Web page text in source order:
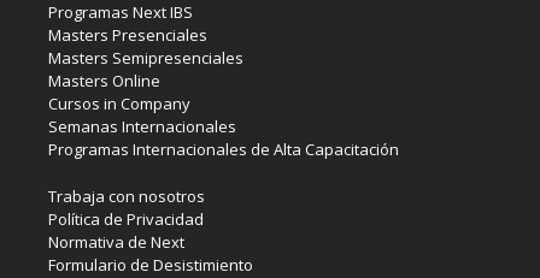
Programas Next IBS
Masters Presenciales
Masters Semipresenciales
Masters Online
Cursos in Company
Semanas Internacionales
Programas Internacionales de Alta Capacitación
Trabaja con nosotros
Política de Privacidad
Normativa de Next
Formulario de Desistimiento